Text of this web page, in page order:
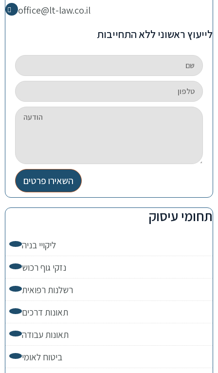
office@lt-law.co.il
לייעוץ ראשוני ללא התחייבות
השאירו פרטים
תחומי עיסוק
ליקויי בניה
נזקי גוף רכוש
רשלנות רפואית
תאונות דרכים
תאונות עבודה
ביטוח לאומי